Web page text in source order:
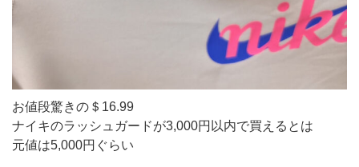
お値段驚きの＄16.99
ナイキのラッシュガードが3,000円以内で買えるとは
元値は5,000円ぐらい